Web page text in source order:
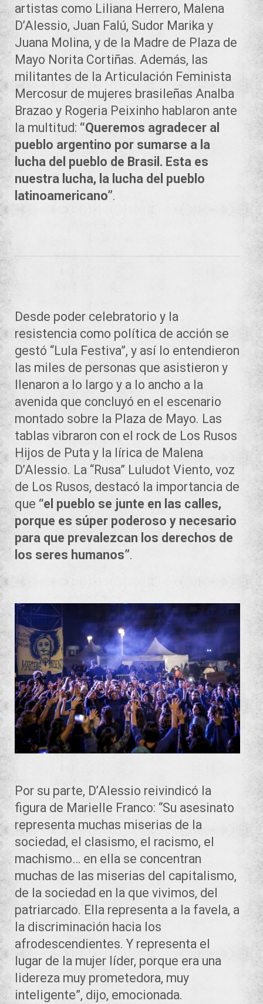
artistas como Liliana Herrero, Malena
D’Alessio, Juan Falú, Sudor Marika y
Juana Molina, y de la Madre de Plaza de
Mayo Norita Cortiñas. Además, las
militantes de la Articulación Feminista
Mercosur de mujeres brasileñas Analba
Brazao y Rogeria Peixinho hablaron ante
la multitud: “Queremos agradecer al
pueblo argentino por sumarse a la
lucha del pueblo de Brasil. Esta es
nuestra lucha, la lucha del pueblo
latinoamericano”.
Desde poder celebratorio y la
resistencia como política de acción se
gestó “Lula Festiva”, y así lo entendieron
las miles de personas que asistieron y
llenaron a lo largo y a lo ancho a la
avenida que concluyó en el escenario
montado sobre la Plaza de Mayo. Las
tablas vibraron con el rock de Los Rusos
Hijos de Puta y la lírica de Malena
D’Alessio. La “Rusa” Luludot Viento, voz
de Los Rusos, destacó la importancia de
que “el pueblo se junte en las calles,
porque es súper poderoso y necesario
para que prevalezcan los derechos de
los seres humanos”.
Por su parte, D’Alessio reivindicó la
figura de Marielle Franco: “Su asesinato
representa muchas miserias de la
sociedad, el clasismo, el racismo, el
machismo… en ella se concentran
muchas de las miserias del capitalismo,
de la sociedad en la que vivimos, del
patriarcado. Ella representa a la favela, a
la discriminación hacia los
afrodescendientes. Y representa el
lugar de la mujer líder, porque era una
lidereza muy prometedora, muy
inteligente”, dijo, emocionada.